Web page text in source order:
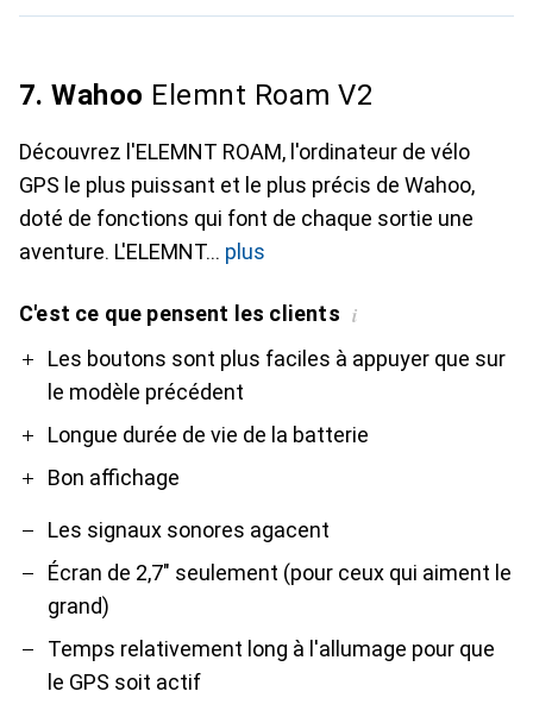
7. Wahoo Elemnt Roam V2
Découvrez l'ELEMNT ROAM, l'ordinateur de vélo
GPS le plus puissant et le plus précis de Wahoo,
doté de fonctions qui font de chaque sortie une
aventure. L'ELEMNT
plus
C'est ce que pensent les clients i
ProLes boutons sont plus faciles à appuyer que sur
le modèle précédent
Longue durée de vie de la batterie
Bon affichage
Contre
Les signaux sonores agacent
Écran de 2,7" seulement (pour ceux qui aiment le
grand)
Temps relativement long à l'allumage pour que
le GPS soit actif